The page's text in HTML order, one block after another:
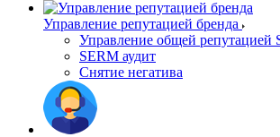
Управление репутацией бренда
Управление общей репутацией
SERM аудит
Снятие негатива